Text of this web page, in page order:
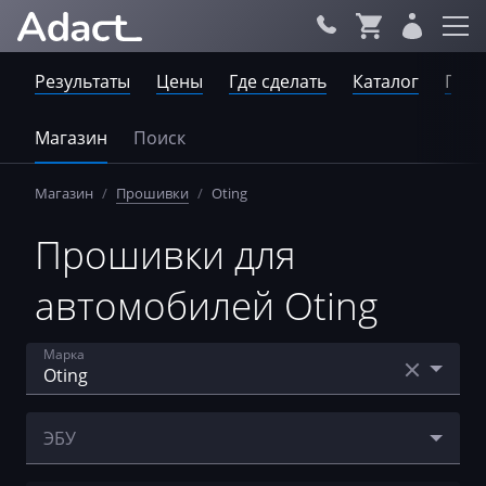
Результаты Цены Где сделать Каталог
Магазин Поиск
Магазин / Прошивки / Oting
Прошивки для
автомобилей Oting
Марка
ЭБУ